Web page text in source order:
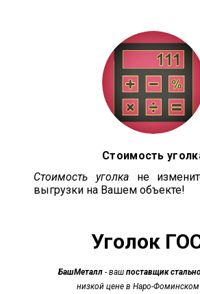
Стоимость
Стоимость уголкане
выгрузки на Вашем объекте!
Уголок
БашМеталл - ваш поставщик
низкой цене в Наро-Фоминском